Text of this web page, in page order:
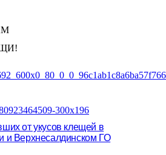
от укусов клещей в
и Верхнесалдинском ГО